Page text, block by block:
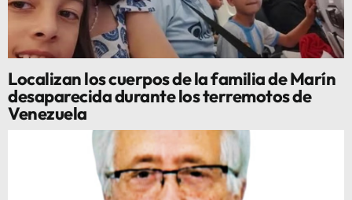
Localizan los cuerpos de la familia de Marín
desaparecida durante los terremotos de
Venezuela